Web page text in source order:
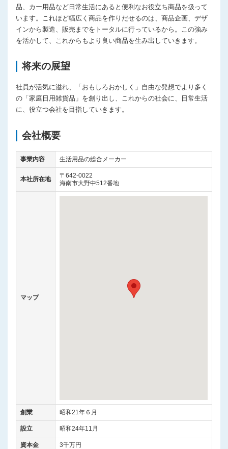
品、カー用品など日常生活にあると便利なお役立ち商品を扱って
います。これほど幅広く商品を作りだせるのは、商品企画、デザ
インから製造、販売までをトータルに行っているから。この強み
を活かして、これからもより良い商品を生み出していきます。
将来の展望
社員が活気に溢れ、「おもしろおかしく」自由な発想でより多く
の「家庭日用雑貨品」を創り出し、これからの社会に、日常生活
に、役立つ会社を目指していきます。
会社概要
事業内容 生活用品の総合メーカー
本社所在地
〒642-0022
海南市大野中512番地
マップ
創業 昭和21年６月
設立 昭和24年11月
資本金 3千万円